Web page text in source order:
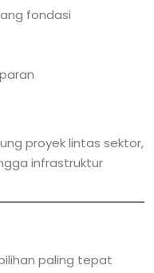
fondasi
proyek lintas sektor,
infrastruktur
paling tepat